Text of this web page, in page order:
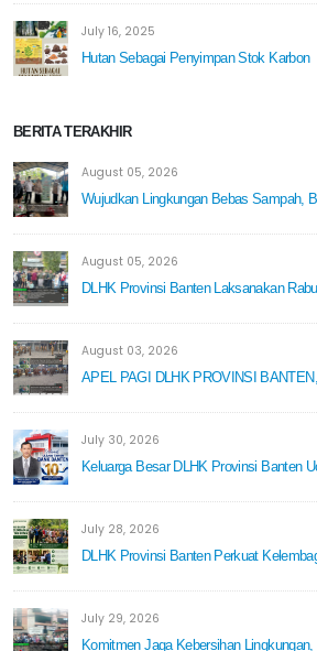
July 16, 2025
Hutan Sebagai Penyimpan Stok Karbon
BERITA TERAKHIR
August 05, 2026
Wujudkan Lingkungan Bebas Sampah,
August 05, 2026
DLHK Provinsi Banten Laksanakan
August 03, 2026
APEL PAGI DLHK PROVINSI
July 30, 2026
Keluarga Besar DLHK Provinsi Banten
July 28, 2026
DLHK Provinsi Banten Perkuat
July 29, 2026
Komitmen Jaga Kebersihan Lingkungan,